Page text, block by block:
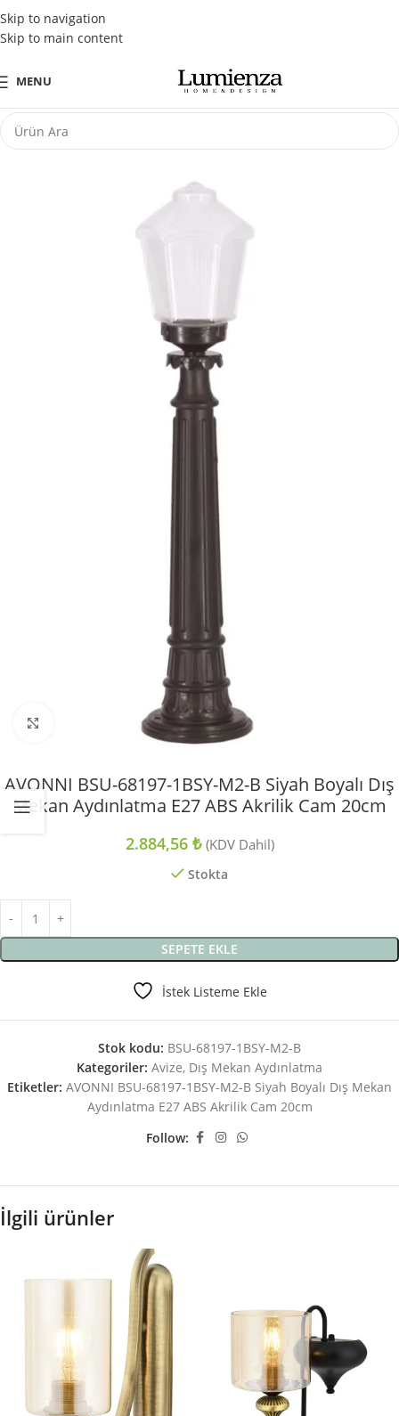
Skip to navigation
Skip to main content
Tüm Kredi Kartlarına Peşin Fiyatına 3 Taksit Fırsatı
MENU
Büyütmek için tıklayın
AVONNI BSU-68197-1BSY-M2-B Siyah Boyalı Dış
Mekan Aydınlatma E27 ABS Akrilik Cam 20cm
2.884,56 ₺ (KDV Dahil)
Stokta
SEPETE EKLE
İstek Listeme Ekle
Stok kodu: BSU-68197-1BSY-M2-B
Kategoriler: Avize, Dış Mekan Aydınlatma
Etiketler: AVONNI BSU-68197-1BSY-M2-B Siyah Boyalı Dış Mekan
Aydınlatma E27 ABS Akrilik Cam 20cm
Follow:
İlgili ürünler